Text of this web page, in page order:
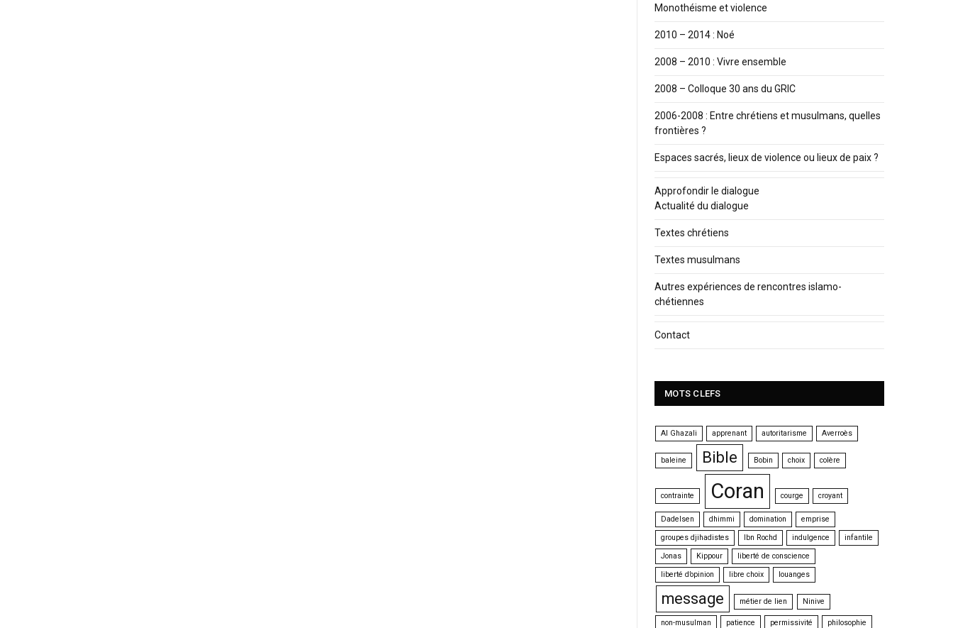
Monothéisme et violence
2010 – 2014 : Noé
2008 – 2010 : Vivre ensemble
2008 – Colloque 30 ans du GRIC
2006-2008 : Entre chrétiens et musulmans, quelles
frontières ?
Espaces sacrés, lieux de violence ou lieux de paix ?
Approfondir le dialogue
Actualité du dialogue
Textes chrétiens
Textes musulmans
Autres expériences de rencontres islamo-
chétiennes
Contact
MOTS CLEFS
Al Ghazali apprenant autoritarisme Averroès
baleine Bible Bobin choix colère
contrainte Coran courge croyant
Dadelsen dhimmi domination
emprise
groupes djihadistes
Ibn Rochd indulgence
infantile
Jonas
Kippour
liberté de conscience
liberté d’opinion
libre choix louanges
message métier de lien Ninive
non-musulman patience permissivité philosophie